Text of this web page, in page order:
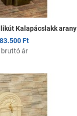
Kalapácslakk arany
83.500 Ft
bruttó ár